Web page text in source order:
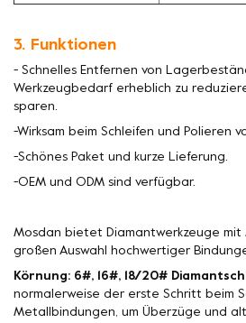
3. Funktionen
- Schnelles Entfernen von
Werkzeugbedarf erheblich zu
sparen.
-Wirksam beim Schleifen und Polieren
-Schönes Paket und kurze Lieferung.
-OEM und ODM sind verfügbar.
Mosdan bietet Diamantwerkzeuge
großen Auswahl hochwertiger
Körnung: 6#, 16#, 18/20#
normalerweise der erste Schritt beim
Metallbindungen, um Überzüge und